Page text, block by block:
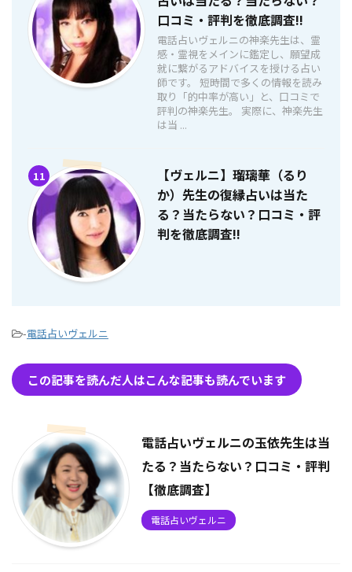
口コミ・評判を徹底調査!!
電話占いヴェルニの神楽先生は、霊
感・霊視をメインに鑑定し、願望成
就に繋がるアドバイスを授ける占い
師です。 短時間で多くの情報を読み
取り「的中率が高い」と、口コミで
評判の神楽先生。 実際に、神楽先生
は当 ...
11
【ヴェルニ】瑠璃華（るり
か）先生の復縁占いは当た
る？当たらない？口コミ・評
判を徹底調査!!
-電話占いヴェルニ
この記事を読んだ人はこんな記事も読んでいます
電話占いヴェルニの玉依先生は当
たる？当たらない？口コミ・評判
【徹底調査】
電話占いヴェルニ